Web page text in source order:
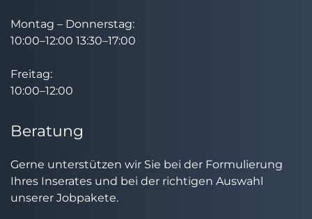
Montag – Donnerstag:
10:00–12:00 13:30–17:00
Freitag:
10:00–12:00
Beratung
Gerne unterstützen wir Sie bei der Formulierung
Ihres Inserates und bei der richtigen Auswahl
unserer Jobpakete.